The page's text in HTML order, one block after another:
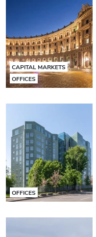
CAPITAL MARKETS
OFFICES
OFFICES